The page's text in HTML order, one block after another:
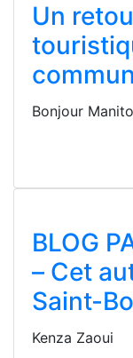
Un
commun
Bonjour
BLOG
– Cet
Saint-
Kenza Zaoui